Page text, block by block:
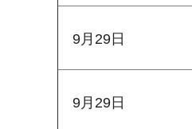
9月29日
9月29日